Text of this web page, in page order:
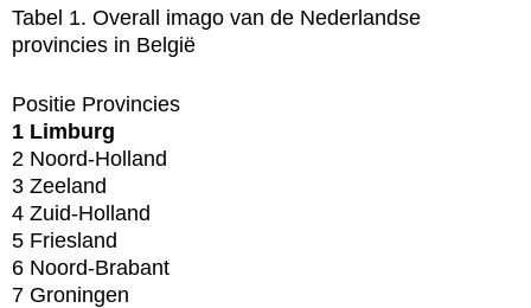
Tabel 1. Overall imago van de Nederlandse
provincies in België
Positie Provincies
1 Limburg
2 Noord-Holland
3 Zeeland
4 Zuid-Holland
5 Friesland
6 Noord-Brabant
7 Groningen